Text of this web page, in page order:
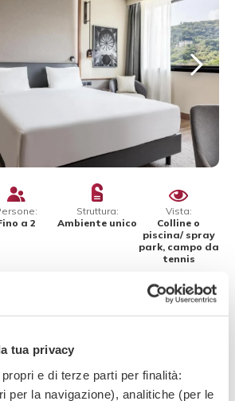
tua privacy
e di terze parti per finalità:
per la navigazione), analitiche (per le
a 2
Struttura:
Ambiente unico
Vista:
Colline o
piscina/ spray
park, campo da
tennis
Premium offrono un ambiente
size, oppure con2 letti singoli.
pertè e caffè.